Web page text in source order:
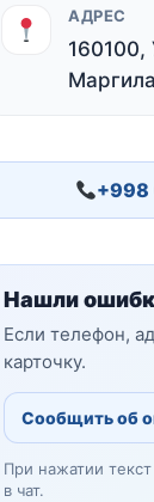
АДРЕС
160100,
+998
Нашли
Если телефон,
карточку.
Сообщить об
При нажатии
в чат.